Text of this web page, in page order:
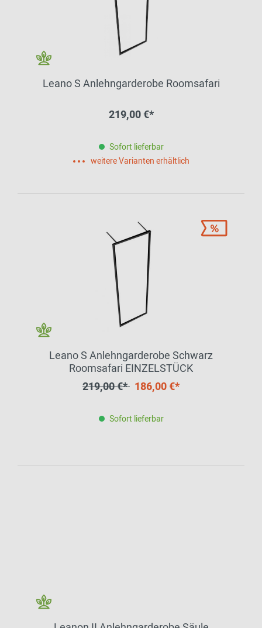
Leano S Anlehngarderobe Roomsafari
219,00 €*
Sofort lieferbar
weitere Varianten erhältlich
Leano S Anlehngarderobe Schwarz
Roomsafari EINZELSTÜCK
219,00 €* 186,00 €*
Sofort lieferbar